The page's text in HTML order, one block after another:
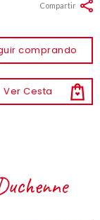
comprando
Ver Cesta
Compartir